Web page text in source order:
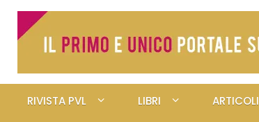
RIVISTA PVL LIBRI ARTICOLI